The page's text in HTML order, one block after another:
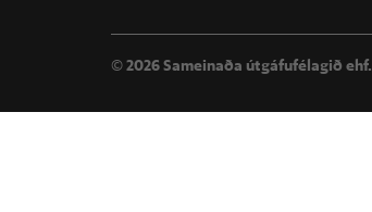
©2026 Sameinaða útgáfufélagið ehf.